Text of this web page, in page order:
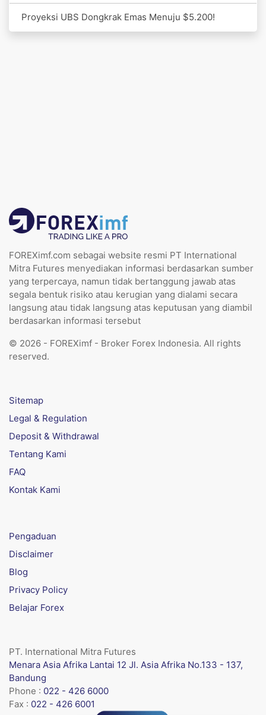
Proyeksi UBS Dongkrak Emas Menuju $5.200!
FOREXimf.com sebagai website resmi PT International
Mitra Futures menyediakan informasi berdasarkan sumber
yang terpercaya, namun tidak bertanggung jawab atas
segala bentuk risiko atau kerugian yang dialami secara
langsung atau tidak langsung atas keputusan yang diambil
berdasarkan informasi tersebut
© 2026 - FOREXimf - Broker Forex Indonesia. All rights
reserved.
Sitemap
Legal & Regulation
Deposit & Withdrawal
Tentang Kami
FAQ
Kontak Kami
Pengaduan
Disclaimer
Blog
Privacy Policy
Belajar Forex
PT. International Mitra Futures
Menara Asia Afrika Lantai 12 Jl. Asia Afrika No.133 - 137,
Bandung
Phone : 022 - 426 6000
Fax : 022 - 426 6001